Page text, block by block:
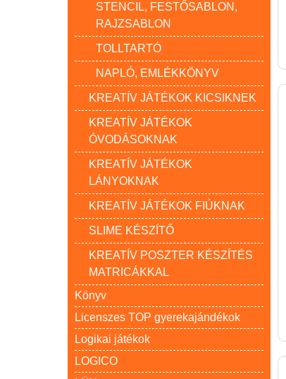
STENCIL, FESTŐSABLON,
RAJZSABLON
TOLLTARTÓ
NAPLÓ, EMLÉKKÖNYV
KREATÍV JÁTÉKOK KICSIKNEK
KREATÍV JÁTÉKOK
ÓVODÁSOKNAK
KREATÍV JÁTÉKOK
LÁNYOKNAK
KREATÍV JÁTÉKOK FIÚKNAK
SLIME KÉSZÍTŐ
KREATÍV POSZTER KÉSZÍTÉS
MATRICÁKKAL
Könyv
Licenszes TOP gyerekajándékok
Logikai játékok
LOGICO